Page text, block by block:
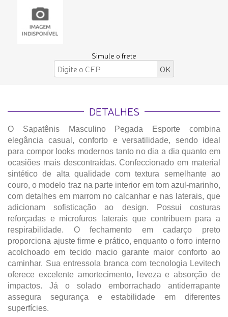
Simule o frete
DETALHES
O Sapatênis Masculino Pegada Esporte combina
elegância casual, conforto e versatilidade, sendo ideal
para compor looks modernos tanto no dia a dia quanto em
ocasiões mais descontraídas. Confeccionado em material
sintético de alta qualidade com textura semelhante ao
couro, o modelo traz na parte interior em tom azul-marinho,
com detalhes em marrom no calcanhar e nas laterais, que
adicionam sofisticação ao design. Possui costuras
reforçadas e microfuros laterais que contribuem para a
respirabilidade. O fechamento em cadarço preto
proporciona ajuste firme e prático, enquanto o forro interno
acolchoado em tecido macio garante maior conforto ao
caminhar. Sua entressola branca com tecnologia Levitech
oferece excelente amortecimento, leveza e absorção de
impactos. Já o solado emborrachado antiderrapante
assegura segurança e estabilidade em diferentes
superfícies.